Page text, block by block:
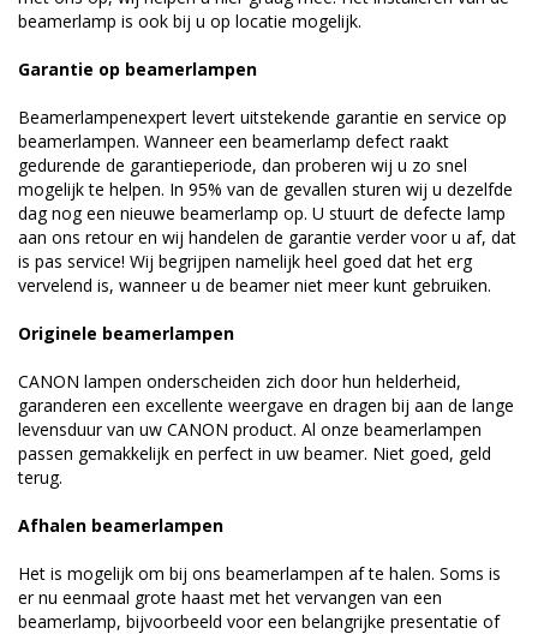
beamerlamp is ook bij u op locatie mogelijk.
Garantie op beamerlampen
Beamerlampenexpert levert uitstekende garantie en service op
beamerlampen. Wanneer een beamerlamp defect raakt
gedurende de garantieperiode, dan proberen wij u zo snel
mogelijk te helpen. In 95% van de gevallen sturen wij u dezelfde
dag nog een nieuwe beamerlamp op. U stuurt de defecte lamp
aan ons retour en wij handelen de garantie verder voor u af, dat
is pas service! Wij begrijpen namelijk heel goed dat het erg
vervelend is, wanneer u de beamer niet meer kunt gebruiken.
Originele beamerlampen
CANON lampen onderscheiden zich door hun helderheid,
garanderen een excellente weergave en dragen bij aan de lange
levensduur van uw CANON product. Al onze beamerlampen
passen gemakkelijk en perfect in uw beamer. Niet goed, geld
terug.
Afhalen beamerlampen
Het is mogelijk om bij ons beamerlampen af te halen. Soms is
er nu eenmaal grote haast met het vervangen van een
beamerlamp, bijvoorbeeld voor een belangrijke presentatie of